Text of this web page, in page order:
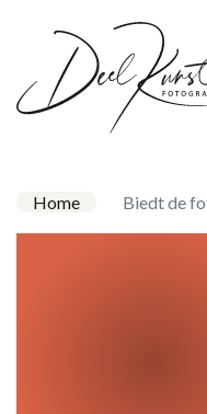
Home Biedt de